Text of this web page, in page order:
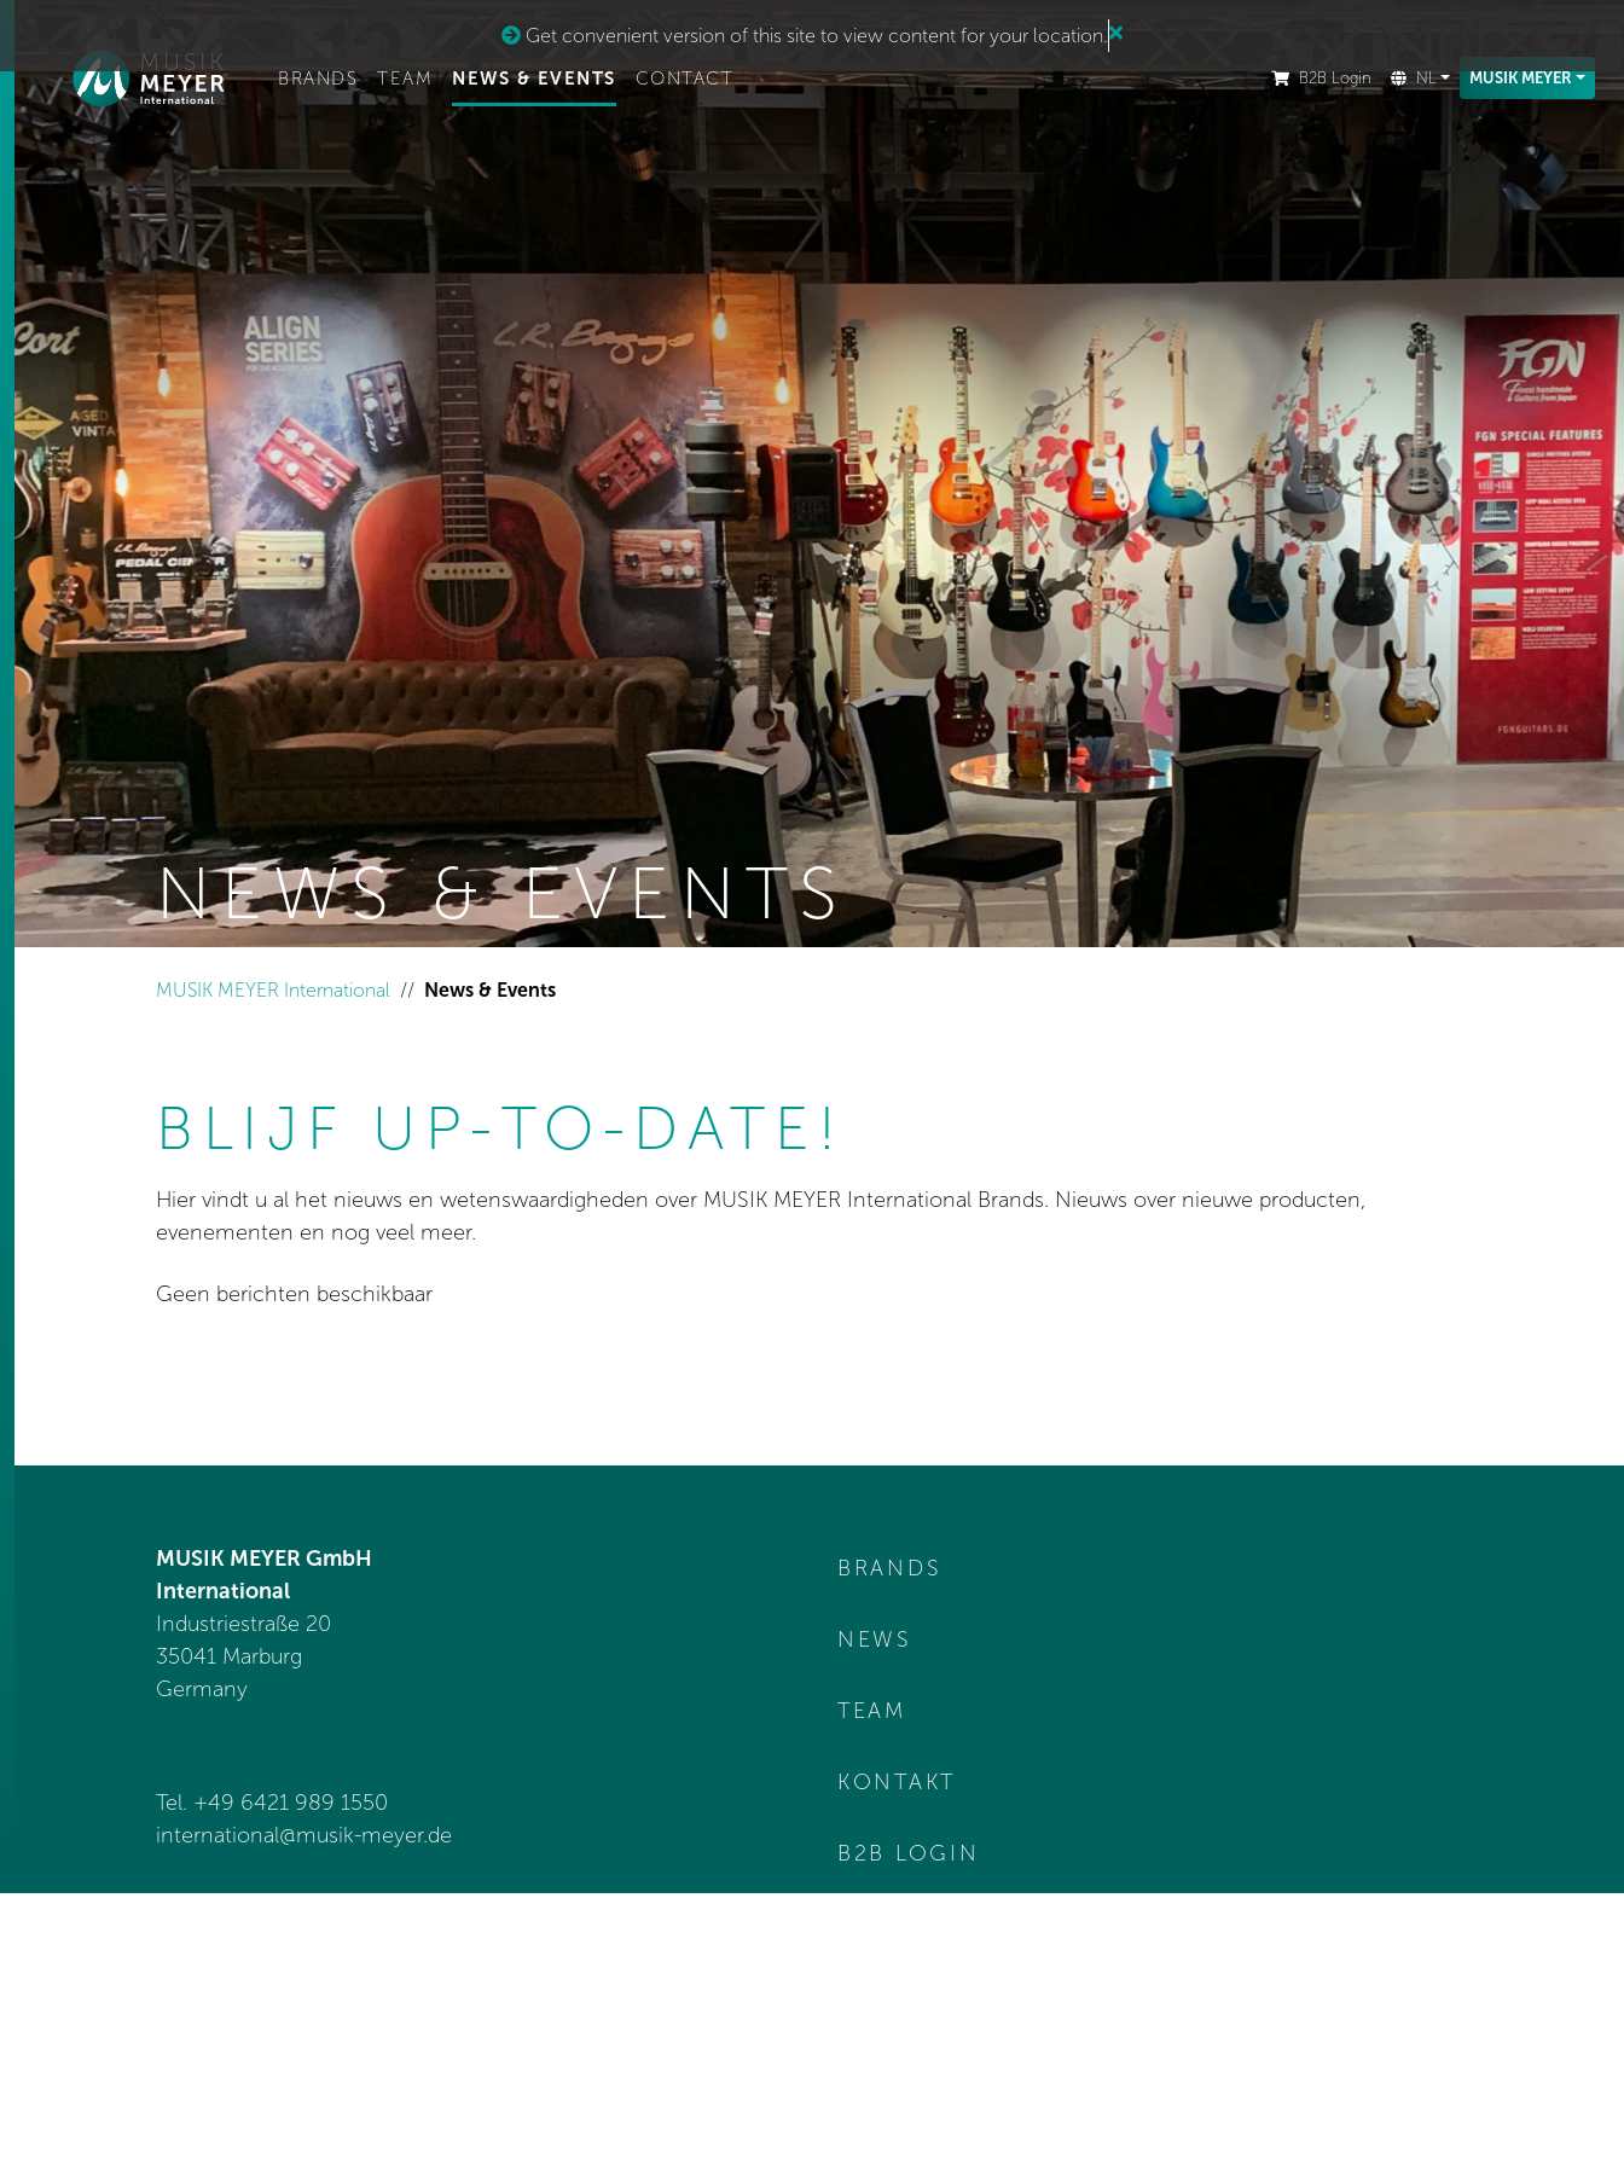
Get convenient version of this site to view content for your location.
BRANDS TEAM NEWS & EVENTS CONTACT B2B Login NL MUSIK MEYER
NEWS & EVENTS
MUSIK MEYER International
News & Events
BLIJF UP-TO-DATE!
Hier vindt u al het nieuws en wetenswaardigheden over MUSIK MEYER International Brands. Nieuws over nieuwe producten,
evenementen en nog veel meer.
Geen berichten beschikbaar
MUSIK MEYER GmbH
International
Industriestraße 20
35041 Marburg
Germany
Tel. +49 6421 989 1550
international@musik-meyer.de
BRANDS
NEWS
TEAM
KONTAKT
B2B LOGIN